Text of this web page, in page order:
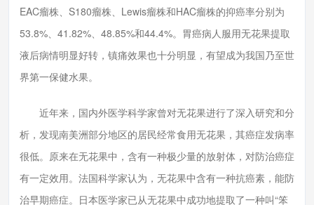
EAC瘤株、S180瘤株、Lewis瘤株和HAC瘤株的抑癌率分别为
53.8%、41.82%、48.85%和44.4%。胃癌病人服用无花果提取
液后病情明显好转，镇痛效果也十分明显，有望成为我国乃至世
界第一保健水果。
近年来，国内外医学科学家曾对无花果进行了深入研究和分
析，发现南美洲部分地区的居民经常食用无花果，其癌症发病率
很低。原来在无花果中，含有一种极少量的放射体，对防治癌症
有一定效用。法国科学家认为，无花果中含有一种抗癌素，能防
治早期癌症。日本医学家已从无花果中成功地提取了一种叫“笨